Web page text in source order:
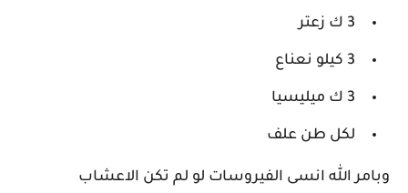
3 ك زعتر
3 كيلو نعناع
3 ك ميليسيا
لكل طن علف
وبامر الله انسى الفيروسات لو لم تكن الاعشاب